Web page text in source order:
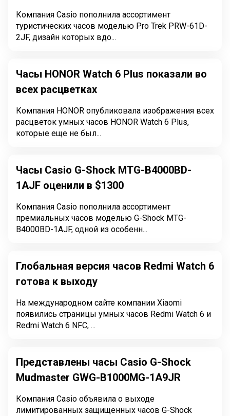
Компания Casio пополнила ассортимент
туристических часов моделью Pro Trek PRW-61D-
2JF, дизайн которых вдо...
Часы HONOR Watch 6 Plus показали во
всех расцветках
Компания HONOR опубликовала изображения всех
расцветок умных часов HONOR Watch 6 Plus,
которые еще не был...
Часы Casio G-Shock MTG-B4000BD-
1AJF оценили в $1300
Компания Casio пополнила ассортимент
премиальных часов моделью G-Shock MTG-
B4000BD-1AJF, одной из особенн...
Глобальная версия часов Redmi Watch 6
готова к выходу
На международном сайте компании Xiaomi
появились страницы умных часов Redmi Watch 6 и
Redmi Watch 6 NFC, ...
Представлены часы Casio G-Shock
Mudmaster GWG-B1000MG-1A9JR
Компания Casio объявила о выходе
лимитированных защищенных часов G-Shock